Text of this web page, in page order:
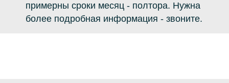
примерны сроки месяц - полтора. Нужна
более подробная информация - звоните.